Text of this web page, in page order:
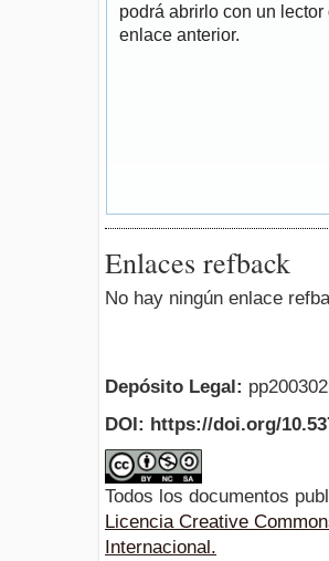
podrá abrirlo con un
enlace anterior.
Enlaces refback
No hay ningún enlace
Depósito Legal:
DOI: https://doi.org/
Todos los documentos
Licencia Creative
Internacional.